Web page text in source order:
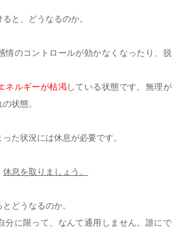
と、どうなるのか。
情のコントロールが効かなくなったり、脱
ネルギーが枯渇している状態です。無理が
状態。
た状況には休息が必要です。
休息を取りましょう。
どうなるのか。
分に限って、なんて通用しません。誰にで